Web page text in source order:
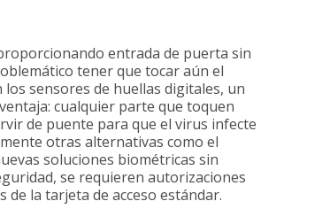
entrada de puerta sin
tener que tocar aún el
sensores de huellas digitales, un
cualquier parte que toquen
de puente para que el virus infecte
otras alternativas como el
soluciones biométricas sin
se requieren autorizaciones
la tarjeta de acceso estándar.